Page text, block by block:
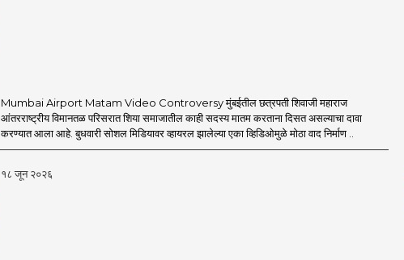
Mumbai Airport Matam Video Controversy मुंबईतील छत्रपती शिवाजी महाराज
आंतरराष्ट्रीय विमानतळ परिसरात शिया समाजातील काही सदस्य मातम करताना दिसत असल्याचा दावा
करण्यात आला आहे. बुधवारी सोशल मिडियावर व्हायरल झालेल्या एका व्हिडिओमुळे मोठा वाद निर्माण ..
१८ जून २०२६